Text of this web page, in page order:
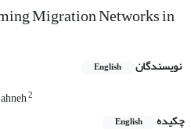
Migration Networks in
نویسندگان English
2
چکیده English